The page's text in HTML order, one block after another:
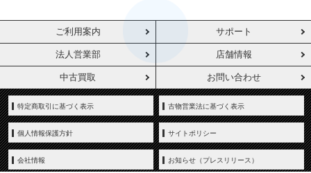
ご利用案内 サポート
法人営業部 店舗情報
中古買取 お問い合わせ
特定商取引に基づく表示 古物営業法に基づく表示
個人情報保護方針 サイトポリシー
会社情報 お知らせ（プレスリリース）